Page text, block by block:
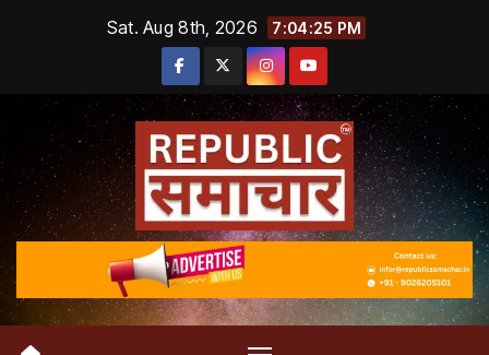
Sat. Aug 8th, 2026 7:04:26 PM